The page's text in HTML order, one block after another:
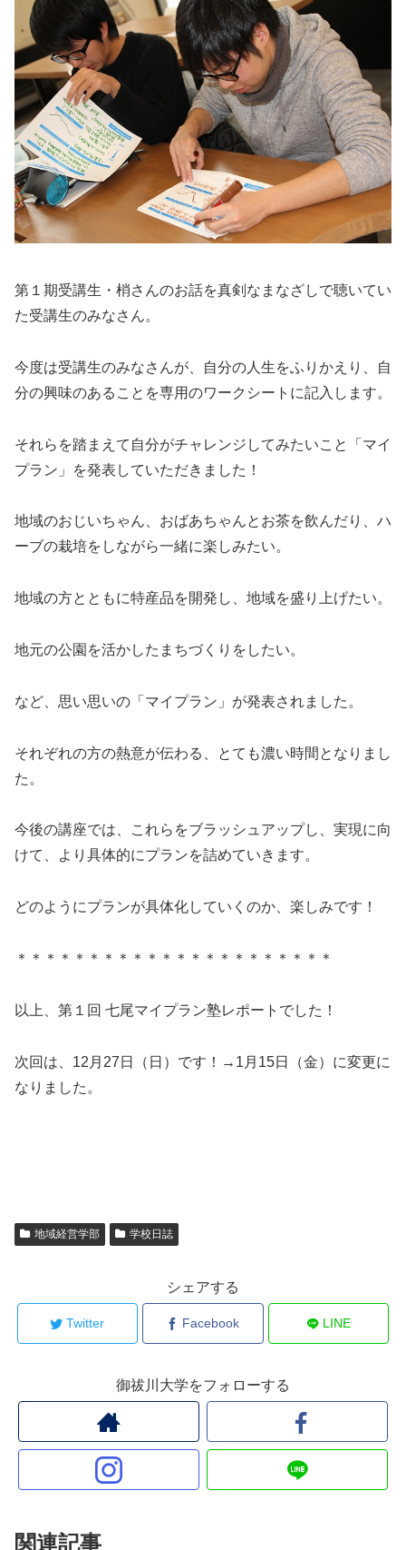
第１期受講生・梢さんのお話を真剣なまなざしで聴いてい
た受講生のみなさん。
今度は受講生のみなさんが、自分の人生をふりかえり、自
分の興味のあることを専用のワークシートに記入します。
それらを踏まえて自分がチャレンジしてみたいこと「マイ
プラン」を発表していただきました！
地域のおじいちゃん、おばあちゃんとお茶を飲んだり、ハ
ーブの栽培をしながら一緒に楽しみたい。
地域の方とともに特産品を開発し、地域を盛り上げたい。
地元の公園を活かしたまちづくりをしたい。
など、思い思いの「マイプラン」が発表されました。
それぞれの方の熱意が伝わる、とても濃い時間となりまし
た。
今後の講座では、これらをブラッシュアップし、実現に向
けて、より具体的にプランを詰めていきます。
どのようにプランが具体化していくのか、楽しみです！
＊＊＊＊＊＊＊＊＊＊＊＊＊＊＊＊＊＊＊＊＊＊
以上、第１回 七尾マイプラン塾レポートでした！
次回は、12月27日（日）です！→1月15日（金）に変更に
なりました。
地域経営学部 学校日誌
シェアする
Twitter Facebook LINE
御祓川大学をフォローする
関連記事